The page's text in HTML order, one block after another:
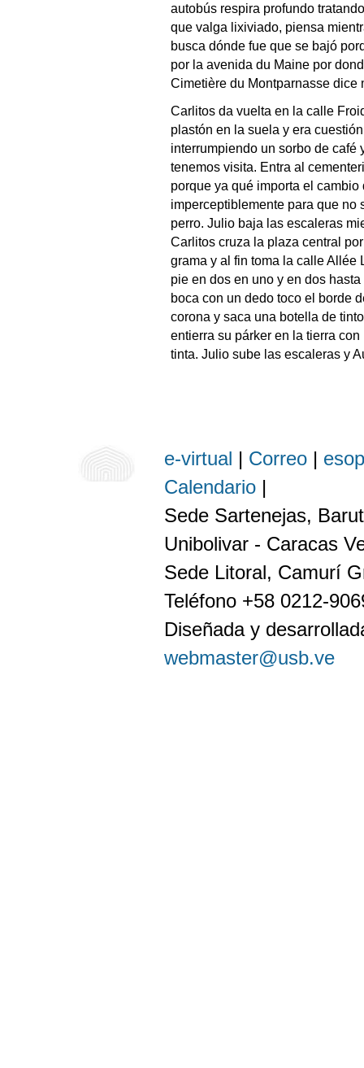
autobús respira profundo
que valga lixiviado, piensa
busca dónde fue que se bajó
por la avenida du Maine por
Cimetière du Montparnasse
Carlitos da vuelta en la calle
plastón en la suela y era
interrumpiendo un sorbo de café
tenemos visita. Entra al
porque ya qué importa el
imperceptiblemente para que no
perro. Julio baja las escaleras
Carlitos cruza la plaza central
grama y al fin toma la calle Allée
pie en dos en uno y en dos
boca con un dedo toco el borde
corona y saca una botella de
entierra su párker en la tierra
tinta. Julio sube las escaleras y
e-virtual | Correo|
Calendario|
Sede Sartenejas,
Unibolivar - Caracas
Sede Litoral, Camurí
Teléfono +58 0212-
Diseñada y
webmaster@usb.ve